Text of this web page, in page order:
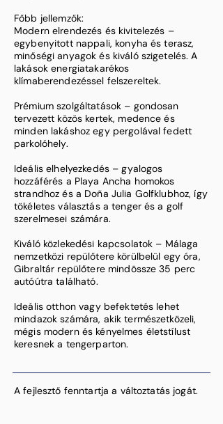
Főbb jellemzők:
Modern elrendezés és kivitelezés –
egybenyitott nappali, konyha és terasz,
minőségi anyagok és kiváló szigetelés. A
lakások energiatakarékos
klímaberendezéssel felszereltek.
Prémium szolgáltatások – gondosan
tervezett közös kertek, medence és
minden lakáshoz egy pergolával fedett
parkolóhely.
Ideális elhelyezkedés – gyalogos
hozzáférés a Playa Ancha homokos
strandhoz és a Doña Julia Golfklubhoz, így
tökéletes választás a tenger és a golf
szerelmesei számára.
Kiváló közlekedési kapcsolatok – Málaga
nemzetközi repülőtere körülbelül egy óra,
Gibraltár repülőtere mindössze 35 perc
autóútra található.
Ideális otthon vagy befektetés lehet
mindazok számára, akik természetközeli,
mégis modern és kényelmes életstílust
keresnek a tengerparton.
A fejlesztő fenntartja a változtatás jogát.